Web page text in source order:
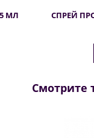
МЛ
СПРЕЙ
Смотрите